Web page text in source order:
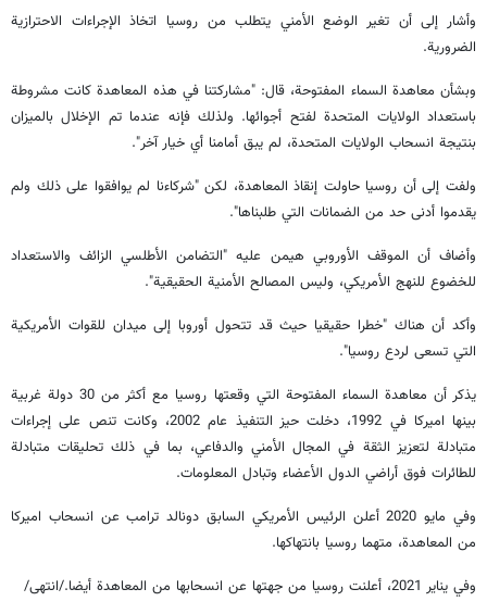
وأشار إلى أن تغير الوضع الأمني يتطلب من روسيا اتخاذ الإجراءات الاحترازية
الضرورية.
وبشأن معاهدة السماء المفتوحة، قال: "مشاركتنا في هذه المعاهدة كانت مشروطة
باستعداد الولايات المتحدة لفتح أجوائها. ولذلك فإنه عندما تم الإخلال بالميزان
بنتيجة انسحاب الولايات المتحدة، لم يبق أمامنا أي خيار آخر".
ولفت إلى أن روسيا حاولت إنقاذ المعاهدة، لكن "شركاءنا لم يوافقوا على ذلك ولم
يقدموا أدنى حد من الضمانات التي طلبناها".
وأضاف أن الموقف الأوروبي هيمن عليه "التضامن الأطلسي الزائف والاستعداد
للخضوع للنهج الأمريكي، وليس المصالح الأمنية الحقيقية".
وأكد أن هناك "خطرا حقيقيا حيث قد تتحول أوروبا إلى ميدان للقوات الأمريكية
التي تسعى لردع روسيا".
يذكر أن معاهدة السماء المفتوحة التي وقعتها روسيا مع أكثر من 30 دولة غربية
بينها اميركا في 1992، دخلت حيز التنفيذ عام 2002، وكانت تنص على إجراءات
متبادلة لتعزيز الثقة في المجال الأمني والدفاعي، بما في ذلك تحليقات متبادلة
للطائرات فوق أراضي الدول الأعضاء وتبادل المعلومات.
وفي مايو 2020 أعلن الرئيس الأمريكي السابق دونالد ترامب عن انسحاب اميركا
من المعاهدة، متهما روسيا بانتهاكها.
وفي يناير 2021، أعلنت روسيا من جهتها عن انسحابها من المعاهدة أيضا./انتهى/